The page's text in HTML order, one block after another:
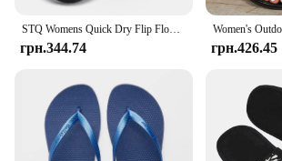
грн.344.74 грн.426.45